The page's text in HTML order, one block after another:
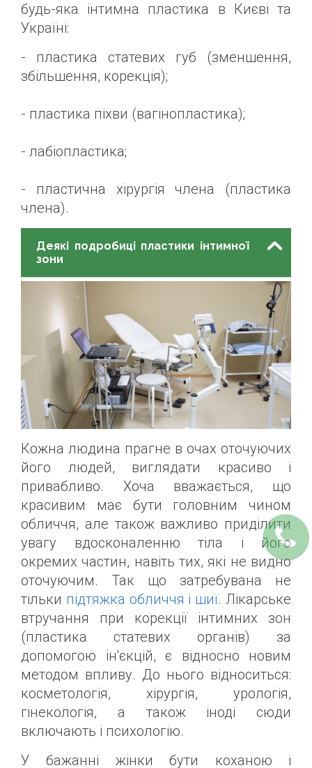
будь-яка інтимна пластика в Києві та
Україні:
- пластика статевих губ (зменшення,
збільшення, корекція);
- пластика піхви (вагінопластика);
- лабіопластика;
- пластична хірургія члена (пластика
члена).
Деякі подробиці пластики інтимної
зони
Кожна людина прагне в очах оточуючих
його людей, виглядати красиво і
привабливо. Хоча вважається, що
красивим має бути головним чином
обличчя, але також важливо приділити
увагу вдосконаленню тіла і його
окремих частин, навіть тих, які не видно
оточуючим. Так що затребувана не
тільки підтяжка обличчя і шиї. Лікарське
втручання при корекції інтимних зон
(пластика статевих органів) за
допомогою ін'єкцій, є відносно новим
методом впливу. До нього відноситься:
косметологія, хірургія, урологія,
гінекологія, а також іноді сюди
включають і психологію.
У бажанні жінки бути коханою і